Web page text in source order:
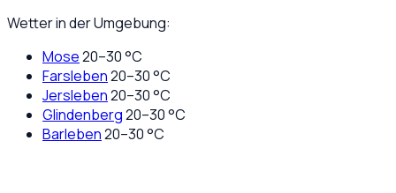
Wetter in der Umgebung:
Mose20–30°C
Farsleben20–30°C
Jersleben20–30°C
Glindenberg20–30°C
Barleben20–30°C